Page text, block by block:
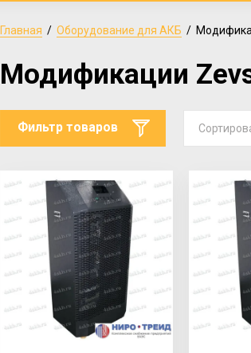
Главная
  /
Оборудование для АКБ
/
Модификации
Фильтр товаров